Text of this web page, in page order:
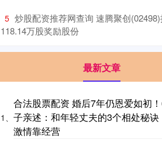
5 炒股配资推荐网查询 速腾聚创(02498)
118.14万股奖励股份
最新文章
1、
合法股票配资 婚后7年仍恩爱如初
子亲述：和年轻丈夫的3个相处秘诀
激情靠经营